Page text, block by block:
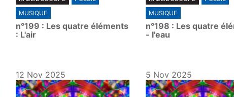
l
a
y
MUSIQUE
n°199 : Les quatre éléments
: L'air
l
a
y
MUSIQUE
n°198 : Les quatre
- l'eau
12 Nov 2025 5 Nov 2025